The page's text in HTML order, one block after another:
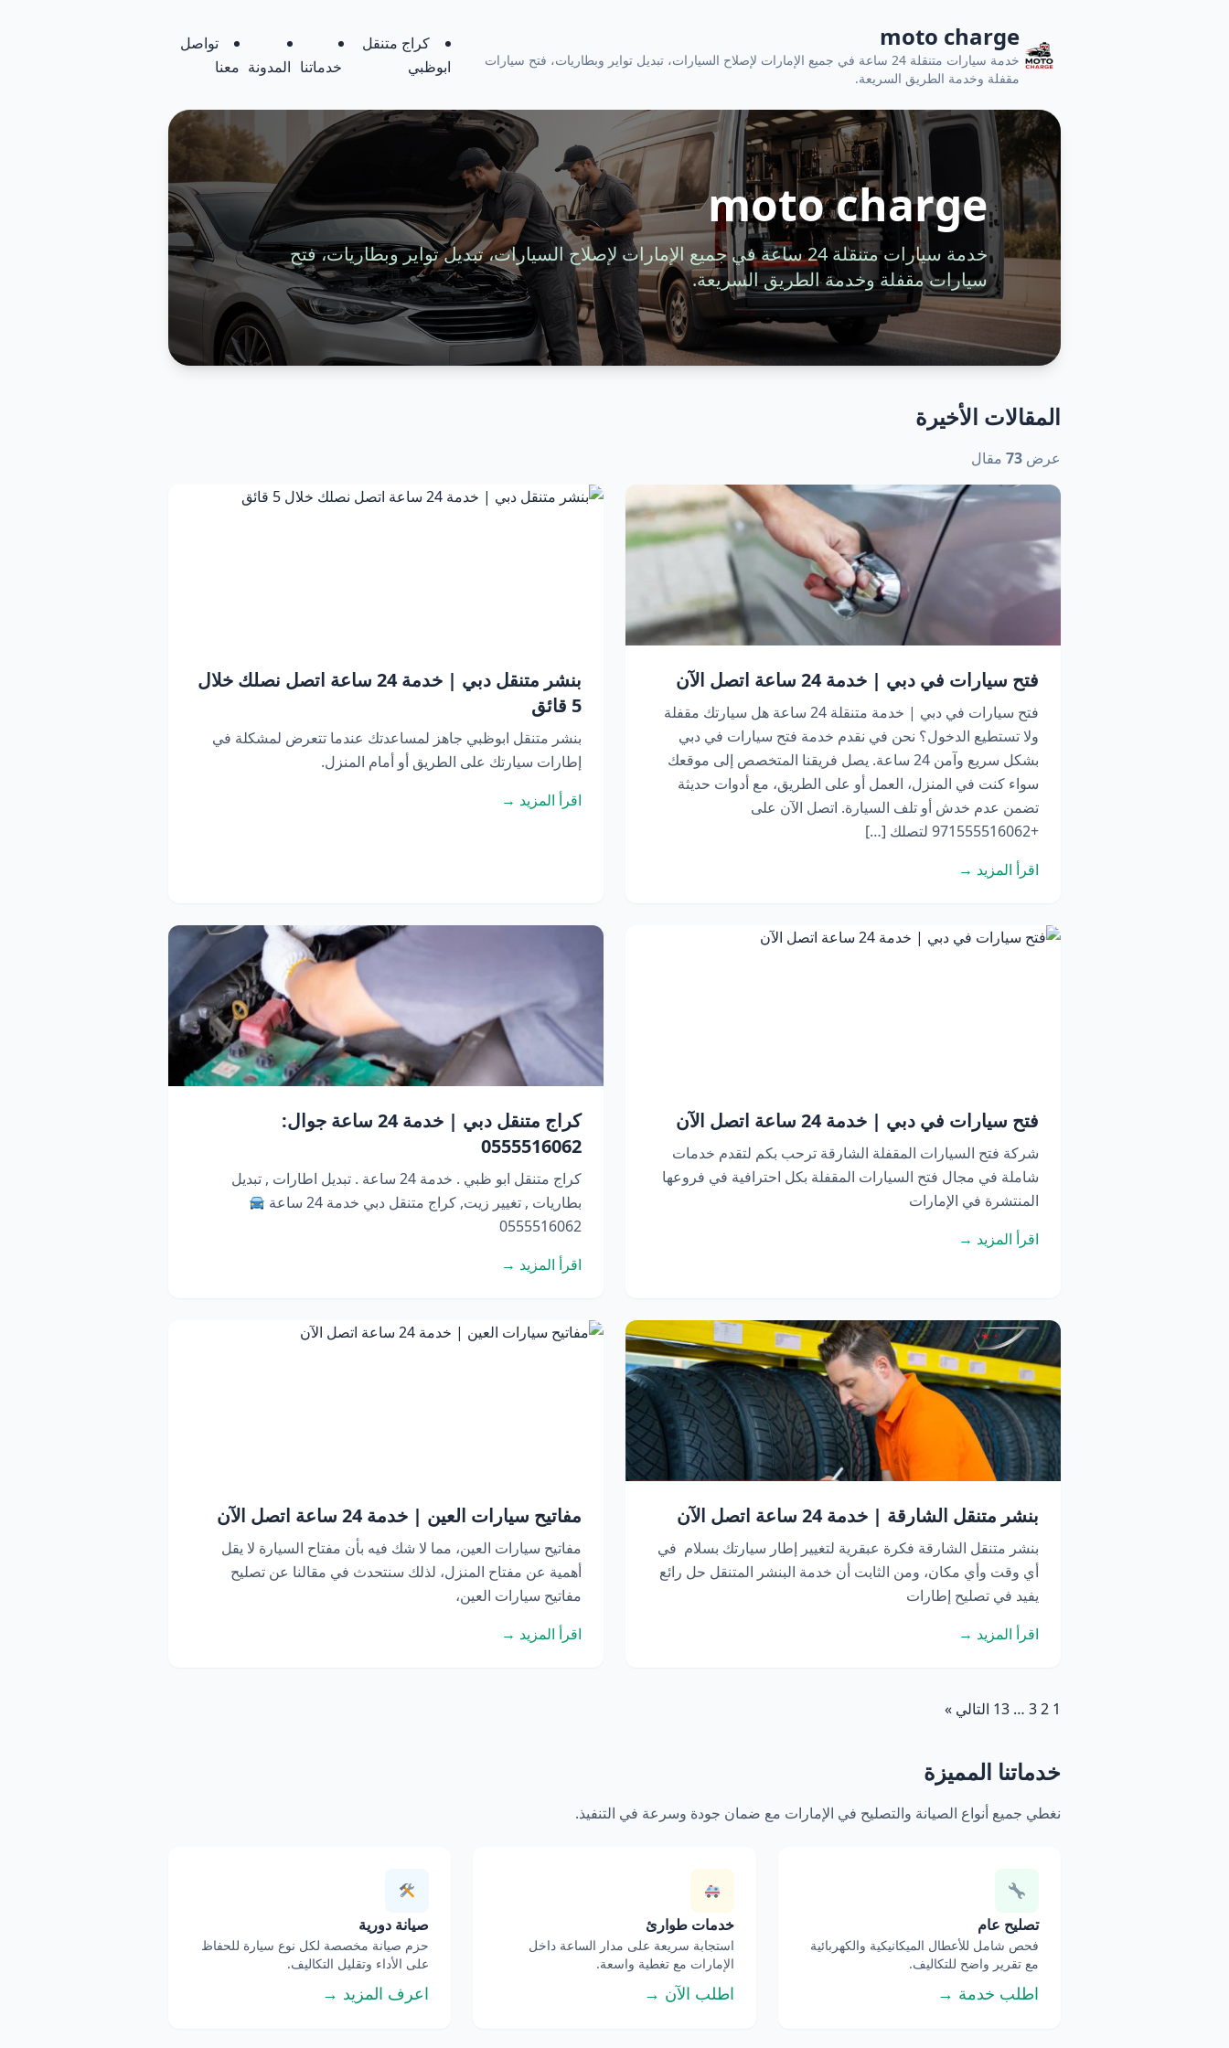
moto charge
خدمة سيارات متنقلة 24 ساعة في جميع الإمارات لإصلاح السيارات، تبديل تواير وبطاريات، فتح سيارات
مقفلة وخدمة الطريق السريعة.
كراج متنقل
ابوظبي
خدماتنا المدونة
تواصل
معنا
moto charge
خدمة سيارات متنقلة 24 ساعة في جميع الإمارات لإصلاح السيارات، تبديل تواير وبطاريات، فتح
سيارات مقفلة وخدمة الطريق السريعة.
المقالات الأخيرة
عرض 73 مقال
فتح سيارات في دبي | خدمة 24 ساعة اتصل الآن
فتح سيارات في دبي | خدمة متنقلة 24 ساعة هل سيارتك مقفلة
ولا تستطيع الدخول؟ نحن في نقدم خدمة فتح سيارات في دبي
بشكل سريع وآمن 24 ساعة. يصل فريقنا المتخصص إلى موقعك
سواء كنت في المنزل، العمل أو على الطريق، مع أدوات حديثة
تضمن عدم خدش أو تلف السيارة. اتصل الآن على
+971555516062 لتصلك […]
اقرأ المزيد →
بنشر متنقل دبي | خدمة 24 ساعة اتصل نصلك خلال
5 قائق
بنشر متنقل ابوظبي جاهز لمساعدتك عندما تتعرض لمشكلة في
إطارات سيارتك على الطريق أو أمام المنزل.
اقرأ المزيد →
فتح سيارات في دبي | خدمة 24 ساعة اتصل الآن
شركة فتح السيارات المقفلة الشارقة ترحب بكم لتقدم خدمات
شاملة في مجال فتح السيارات المقفلة بكل احترافية في فروعها
المنتشرة في الإمارات
اقرأ المزيد →
كراج متنقل دبي | خدمة 24 ساعة جوال:
0555516062
كراج متنقل ابو ظبي . خدمة 24 ساعة . تبديل اطارات , تبديل
بطاريات , تغيير زيت, كراج متنقل دبي خدمة 24 ساعة
0555516062
اقرأ المزيد →
بنشر متنقل الشارقة | خدمة 24 ساعة اتصل الآن
بنشر متنقل الشارقة فكرة عبقرية لتغيير إطار سيارتك بسلام في
أي وقت وأي مكان، ومن الثابت أن خدمة البنشر المتنقل حل رائع
يفيد في تصليح إطارات
اقرأ المزيد →
مفاتيح سيارات العين | خدمة 24 ساعة اتصل الآن
مفاتيح سيارات العين، مما لا شك فيه بأن مفتاح السيارة لا يقل
أهمية عن مفتاح المنزل، لذلك سنتحدث في مقالنا عن تصليح
مفاتيح سيارات العين،
اقرأ المزيد →
1
2
3
…
13 التالي »
خدماتنا المميزة
نغطي جميع أنواع الصيانة والتصليح في الإمارات مع ضمان جودة وسرعة في التنفيذ.
تصليح عام
فحص شامل للأعطال الميكانيكية والكهربائية
مع تقرير واضح للتكاليف.
اطلب خدمة →
خدمات طوارئ
استجابة سريعة على مدار الساعة داخل
الإمارات مع تغطية واسعة.
اطلب الآن →
صيانة دورية
حزم صيانة مخصصة لكل نوع سيارة للحفاظ
على الأداء وتقليل التكاليف.
اعرف المزيد →